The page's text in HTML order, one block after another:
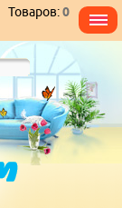
Товаров:0